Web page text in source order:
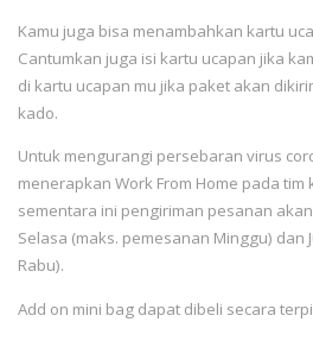
Kamu juga bisa menambahkan kartu
Cantumkan juga isi kartu ucapan jika
di kartu ucapan mu jika paket akan
kado.
Untuk mengurangi persebaran virus
menerapkan Work From Home pada tim
sementara ini pengiriman pesanan
Selasa (maks. pemesanan Minggu) dan
Rabu).
Add on mini bag dapat dibeli secara